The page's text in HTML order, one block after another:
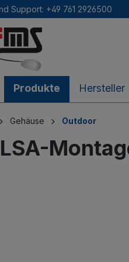
Support: +49 761 2926500
Produkte Hersteller
Gehäuse Outdoor